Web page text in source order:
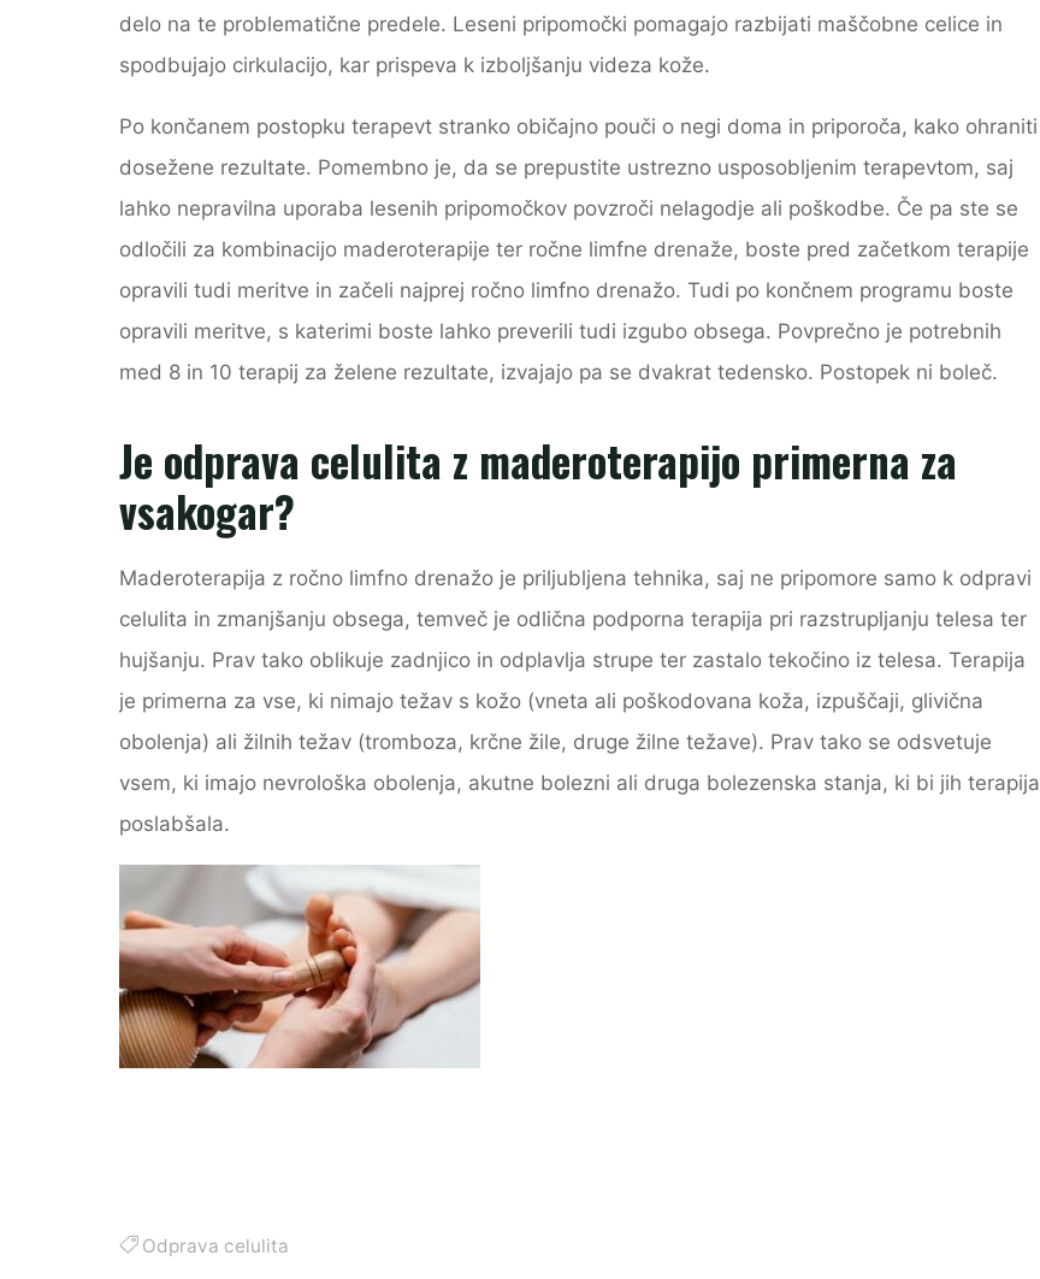
delo na te problematične predele. Leseni pripomočki pomagajo razbijati maščobne celice in
spodbujajo cirkulacijo, kar prispeva k izboljšanju videza kože.
Po končanem postopku terapevt stranko običajno pouči o negi doma in priporoča, kako ohraniti
dosežene rezultate. Pomembno je, da se prepustite ustrezno usposobljenim terapevtom, saj
lahko nepravilna uporaba lesenih pripomočkov povzroči nelagodje ali poškodbe. Če pa ste se
odločili za kombinacijo maderoterapije ter ročne limfne drenaže, boste pred začetkom terapije
opravili tudi meritve in začeli najprej ročno limfno drenažo. Tudi po končnem programu boste
opravili meritve, s katerimi boste lahko preverili tudi izgubo obsega. Povprečno je potrebnih
med 8 in 10 terapij za želene rezultate, izvajajo pa se dvakrat tedensko. Postopek ni boleč.
Je odprava celulita z maderoterapijo primerna za
vsakogar?
Maderoterapija z ročno limfno drenažo je priljubljena tehnika, saj ne pripomore samo k odpravi
celulita in zmanjšanju obsega, temveč je odlična podporna terapija pri razstrupljanju telesa ter
hujšanju. Prav tako oblikuje zadnjico in odplavlja strupe ter zastalo tekočino iz telesa. Terapija
je primerna za vse, ki nimajo težav s kožo (vneta ali poškodovana koža, izpuščaji, glivična
obolenja) ali žilnih težav (tromboza, krčne žile, druge žilne težave). Prav tako se odsvetuje
vsem, ki imajo nevrološka obolenja, akutne bolezni ali druga bolezenska stanja, ki bi jih terapija
poslabšala.
Odprava celulita